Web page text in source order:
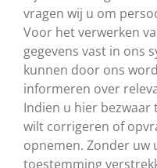
vragen wij u om
Voor het verwerken
gegevens vast in ons
kunnen door ons
informeren over
Indien u hier bezwaar
wilt corrigeren of
opnemen. Zonder uw
toestemming